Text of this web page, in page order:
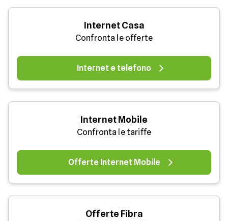
Internet Casa
Confronta le offerte
Internet e telefono
Internet Mobile
Confronta le tariffe
Offerte Internet Mobile
Offerte Fibra